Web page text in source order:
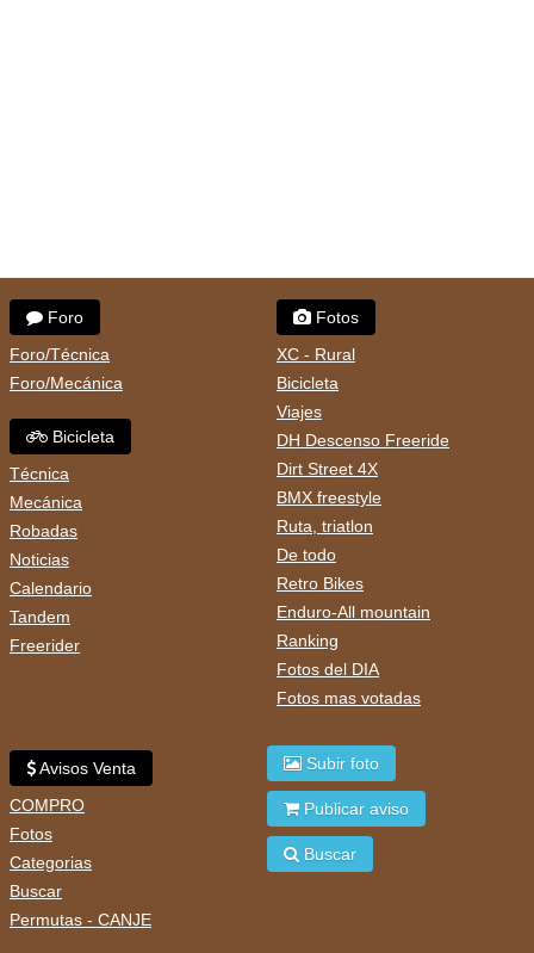
Foro
Foro/Técnica
Foro/Mecánica
Bicicleta
Técnica
Mecánica
Robadas
Noticias
Calendario
Tandem
Freerider
Fotos
XC - Rural
Bicicleta
Viajes
DH Descenso Freeride
Dirt Street 4X
BMX freestyle
Ruta, triatlon
De todo
Retro Bikes
Enduro-All mountain
Ranking
Fotos del DIA
Fotos mas votadas
Avisos Venta
COMPRO
Fotos
Categorias
Buscar
Permutas - CANJE
Subir foto
Publicar aviso
Buscar